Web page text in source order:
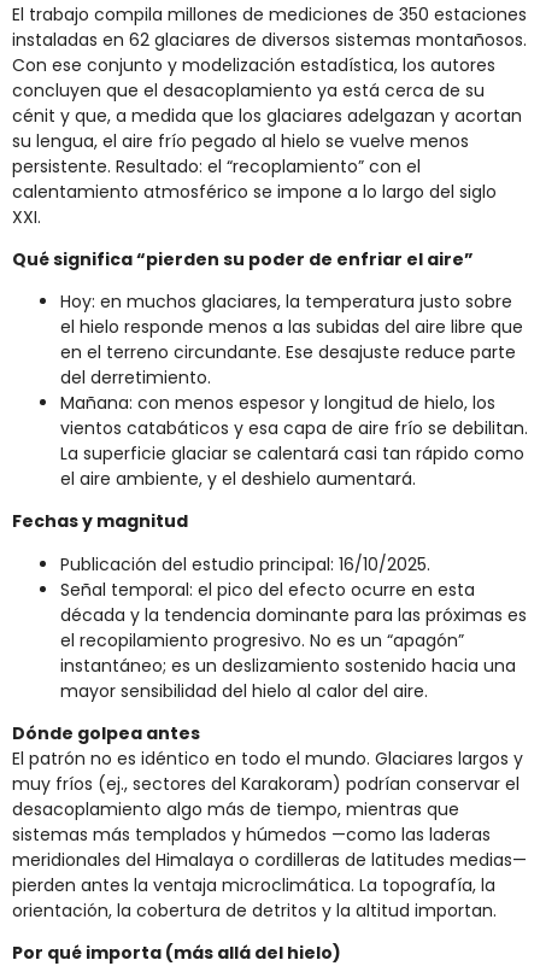
El trabajo compila millones de mediciones de 350 estaciones
instaladas en 62 glaciares de diversos sistemas montañosos.
Con ese conjunto y modelización estadística, los autores
concluyen que el desacoplamiento ya está cerca de su
cénit y que, a medida que los glaciares adelgazan y acortan
su lengua, el aire frío pegado al hielo se vuelve menos
persistente. Resultado: el “recoplamiento” con el
calentamiento atmosférico se impone a lo largo del siglo
XXI.
Qué significa “pierden su poder de enfriar el aire”
Hoy: en muchos glaciares, la temperatura justo sobre
el hielo responde menos a las subidas del aire libre que
en el terreno circundante. Ese desajuste reduce parte
del derretimiento.
Mañana: con menos espesor y longitud de hielo, los
vientos catabáticos y esa capa de aire frío se debilitan.
La superficie glaciar se calentará casi tan rápido como
el aire ambiente, y el deshielo aumentará.
Fechas y magnitud
Publicación del estudio principal: 16/10/2025.
Señal temporal: el pico del efecto ocurre en esta
década y la tendencia dominante para las próximas es
el recopilamiento progresivo. No es un “apagón”
instantáneo; es un deslizamiento sostenido hacia una
mayor sensibilidad del hielo al calor del aire.
Dónde golpea antes
El patrón no es idéntico en todo el mundo. Glaciares largos y
muy fríos (ej., sectores del Karakoram) podrían conservar el
desacoplamiento algo más de tiempo, mientras que
sistemas más templados y húmedos —como las laderas
meridionales del Himalaya o cordilleras de latitudes medias—
pierden antes la ventaja microclimática. La topografía, la
orientación, la cobertura de detritos y la altitud importan.
Por qué importa (más allá del hielo)